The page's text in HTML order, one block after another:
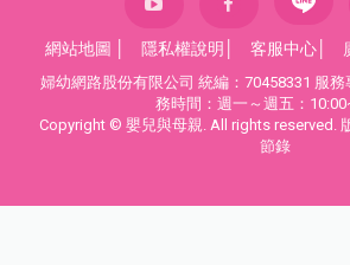
網站地圖 隱私權說明 客服中心
婦幼網路股份有限公司 統編：70458331 服務
務時間：週一～週五：
Copyright © 嬰兒與母親. All rights reserved.
節錄